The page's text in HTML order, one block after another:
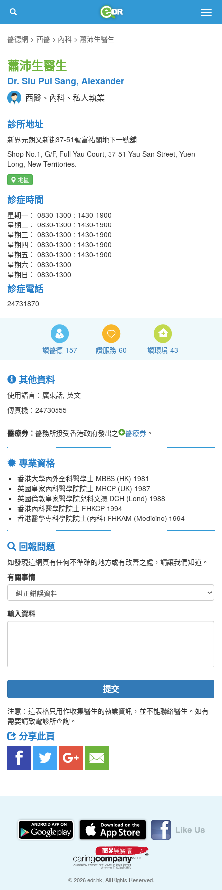
醫德網
西醫 內科 蕭沛生醫生
蕭沛生醫生
Dr. Siu Pui Sang, Alexander
西醫、內科、私人執業
診所地址
新界元朗又新街37-51號富祐閣地下一號舖
Shop No.1, G/F, Full Yau Court, 37-51 Yau San Street, Yuen
Long, New Territories.
地圖
診症時間
星期一： 0830-1300 : 1430-1900
星期二： 0830-1300 : 1430-1900
星期三： 0830-1300 : 1430-1900
星期四： 0830-1300 : 1430-1900
星期五： 0830-1300 : 1430-1900
星期六： 0830-1300
星期日： 0830-1300
診症電話
24731870
讚醫德 157 讚服務 60 讚環境 43
其他資料
使用語言：廣東話, 英文
傳真機：24730555
醫療券： 醫務所接受香港政府發出之 醫療券 。
專業資格
香港大學內外全科醫學士 MBBS (HK) 1981
英國皇家內科醫學院院士 MRCP (UK) 1987
英國倫敦皇家醫學院兒科文憑 DCH (Lond) 1988
香港內科醫學院院士 FHKCP 1994
香港醫學專科學院院士(內科) FHKAM (Medicine) 1994
回報問題
如發現這網頁有任何不準確的地方或有改善之處，請讓我們知道。
有關事情
輸入資料
提交
注意：這表格只用作收集醫生的執業資訊，並不能聯絡醫生。如有
需要請致電診所查詢。
分享此頁
© 2026 edr.hk, All Rights Reserved.